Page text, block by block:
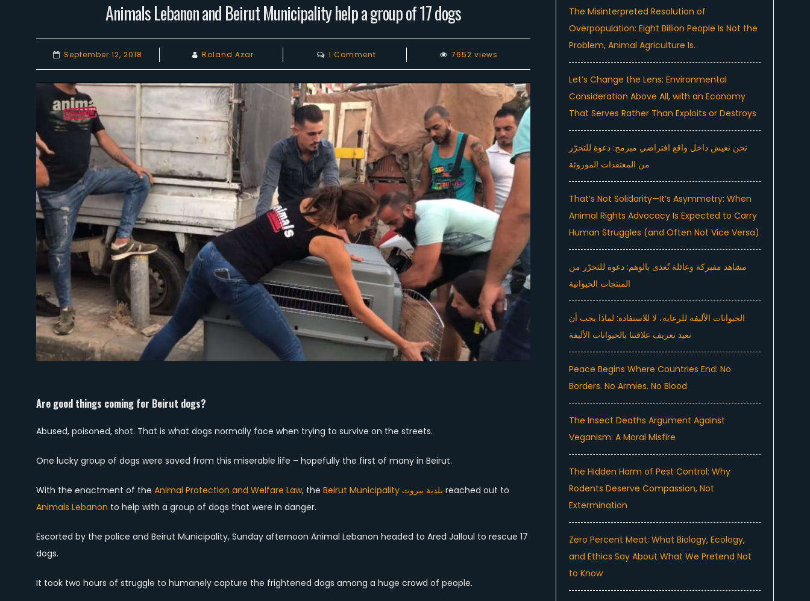
Animals Lebanon and Beirut Municipality help a group of 17 dogs
September 12, 2018 Roland Azar 1 Comment
Animals
Lebanon
and
Beirut
Municipality
help
a
group
of
17
dogs
7652 views
Are good things coming for Beirut dogs?
Abused, poisoned, shot. That is what dogs normally face when trying to survive on the streets.
One lucky group of dogs were saved from this miserable life – hopefully the first of many in Beirut.
With the enactment of the Animal Protection and Welfare Law, the Beirut Municipality بلدية بيروت reached out to
Animals Lebanon to help with a group of dogs that were in danger.
Escorted by the police and Beirut Municipality, Sunday afternoon Animal Lebanon headed to Ared Jalloul to rescue 17
dogs.
It took two hours of struggle to humanely capture the frightened dogs among a huge crowd of people.
The Misinterpreted Resolution of
Overpopulation: Eight Billion People Is Not the
Problem, Animal Agriculture Is.
Let’s Change the Lens: Environmental
Consideration Above All, with an Economy
That Serves Rather Than Exploits or Destroys
نحن نعيش داخل واقع افتراضي مبرمج: دعوة للتحرّر
من المعتقدات الموروثة
That’s Not Solidarity—It’s Asymmetry: When
Animal Rights Advocacy Is Expected to Carry
Human Struggles (and Often Not Vice Versa)
مشاهد مفبركة وعائلة تُغذى بالوهم: دعوة للتحرّر من
المنتجات الحيوانية
الحيوانات الأليفة للرعاية، لا للاستفادة: لماذا يجب أن
نعيد تعريف علاقتنا بالحيوانات الأليفة
Peace Begins Where Countries End: No
Borders. No Armies. No Blood
The Insect Deaths Argument Against
Veganism: A Moral Misfire
The Hidden Harm of Pest Control: Why
Rodents Deserve Compassion, Not
Extermination
Zero Percent Meat: What Biology, Ecology,
and Ethics Say About What We Pretend Not
to Know